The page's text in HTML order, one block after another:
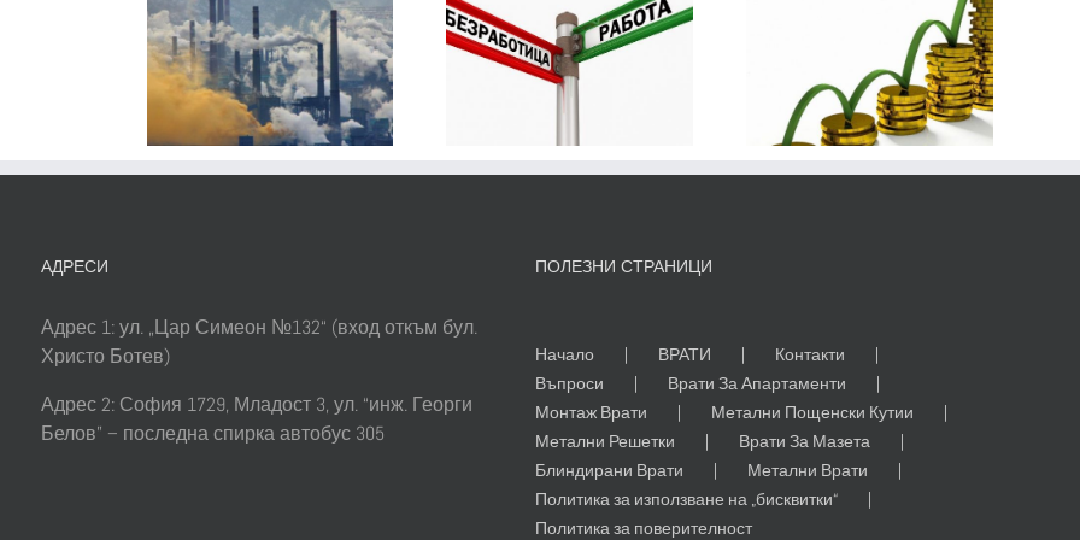
данни на
безработицата
в България за
2017
Най-
печелившите
компании в
АДРЕСИ
Адрес 1: ул. „Цар Симеон №132“ (вход откъм бул.
Христо Ботев)
Адрес 2: София 1729, Младост 3, ул. “инж. Георги
Белов” – последна спирка автобус 305
ПОЛЕЗНИ СТРАНИЦИ
Начало ВРАТИ
Контакти
Въпроси
Врати За Апартаменти
Монтаж Врати
Метални Пощенски Кутии
Метални Решетки
Врати За Мазета
Блиндирани Врати
Метални Врати
Политика за използване на „бисквитки“
Политика за поверителност